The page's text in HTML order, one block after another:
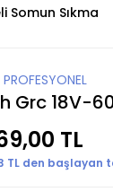
Somun Sıkma
Grc 18V-
TL
TL den başlayan